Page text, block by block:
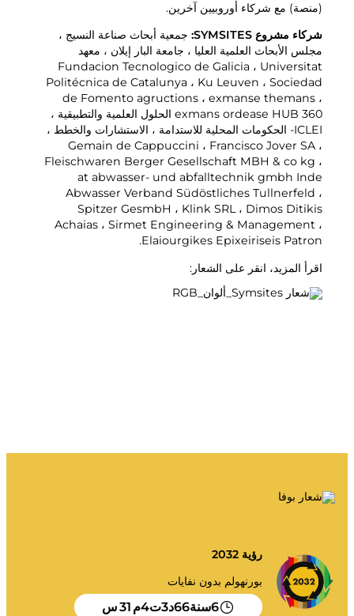
توجيهات AT
لوائح النفايات
الخدمة الذاتية
الخدمة الذاتية
بوابة النفايات
تفريغ التقويم وما إلى ذلك.
(منصة) مع شركاء أوروبيين آخرين.
شركاء مشروع SYMSITES:
جمعية أبحاث صناعة النسيج ،
مجلس الأبحاث العلمية العليا ، جامعة البار إيلان ، معهد
Fundacion Tecnologico de Galicia ، Universitat
Politécnica de Catalunya ، Ku Leuven ، Sociedad
de Fomento agructions ، exmanse themans ،
exmans ordease HUB 360 الحلول العلمية والتطبيقية ،
ICLEI- الحكومات المحلية للاستدامة ، الاستشارات والخطط ،
Gemain de Cappuccini ، Francisco Jover SA ،
Fleischwaren Berger Gesellschaft MBH & co kg ،
at abwasser- und abfalltechnik gmbh Inde
Abwasser Verband Südöstliches Tullnerfeld ،
Spitzer GesmbH ، Klink SRL ، Dimos Ditikis
Achaias ، Sirmet Engineering & Management ،
Elaiourgikes Epixeiriseis Patron.
اقرأ المزيد، انقر على الشعار:
رؤية 2032
بورنهولم بدون نفايات
6سنة66د3ت4م 30س